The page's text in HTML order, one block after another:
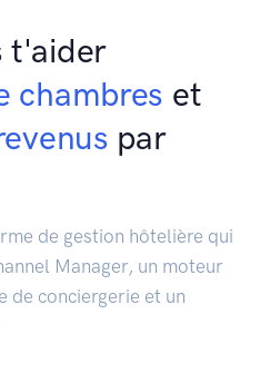
t'aider
chambres et
par
de gestion hôtelière qui
Manager, un moteur
de conciergerie et un